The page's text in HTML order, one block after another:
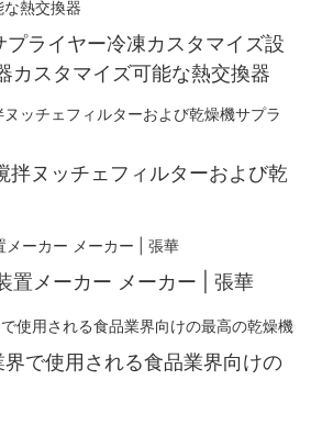
ライヤー冷凍カスタマイズ設
カスタマイズ可能な熱交換器
拌ヌッチェフィルターおよび乾
置メーカー メーカー | 張華
で使用される食品業界向けの